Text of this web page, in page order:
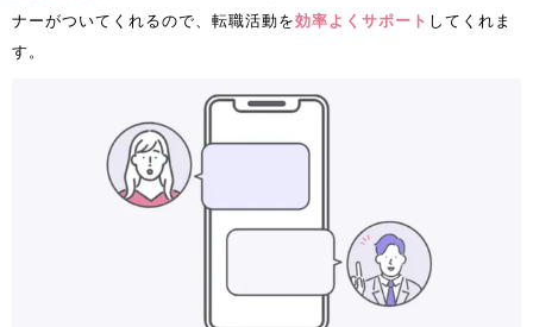
ナーがついてくれるので、転職活動を効率よくサポート してくれま
す。